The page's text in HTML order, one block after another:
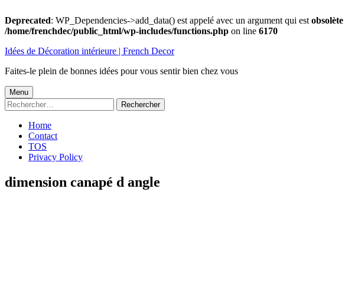
Deprecated: WP_Dependencies->add_data() est appelé avec un argument qui est obsolète
/home/frenchdec/public_html/wp-includes/functions.php on line 6170
au
Idées de Décoration intérieure | French Decor
Faites-le plein de bonnes idées pour vous sentir bien chez vous
Menu
principal
Menu
Rechercher :
Home
Contact
TOS
Privacy Policy
dimension canapé d angle